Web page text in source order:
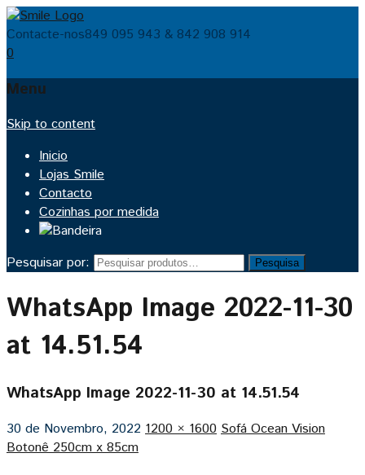
Contacte-nos849 095 943 & 842 908 914
0
Menu
Skip to content
Inicio
Lojas Smile
Contacto
Cozinhas por medida
Pesquisar por: Pesquisa
WhatsApp Image 2022-11-30
at 14.51.54
WhatsApp Image 2022-11-30 at 14.51.54
30 de Novembro, 2022 1200 × 1600 Sofá Ocean Vision
Botonê 250cm x 85cm